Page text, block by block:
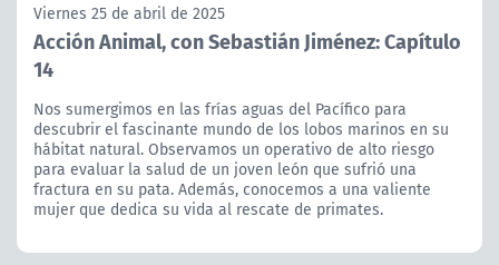
Viernes 25 de abril de 2025
Acción Animal, con Sebastián Jiménez: Capítulo
14
Nos sumergimos en las frías aguas del Pacífico para
descubrir el fascinante mundo de los lobos marinos en su
hábitat natural. Observamos un operativo de alto riesgo
para evaluar la salud de un joven león que sufrió una
fractura en su pata. Además, conocemos a una valiente
mujer que dedica su vida al rescate de primates.